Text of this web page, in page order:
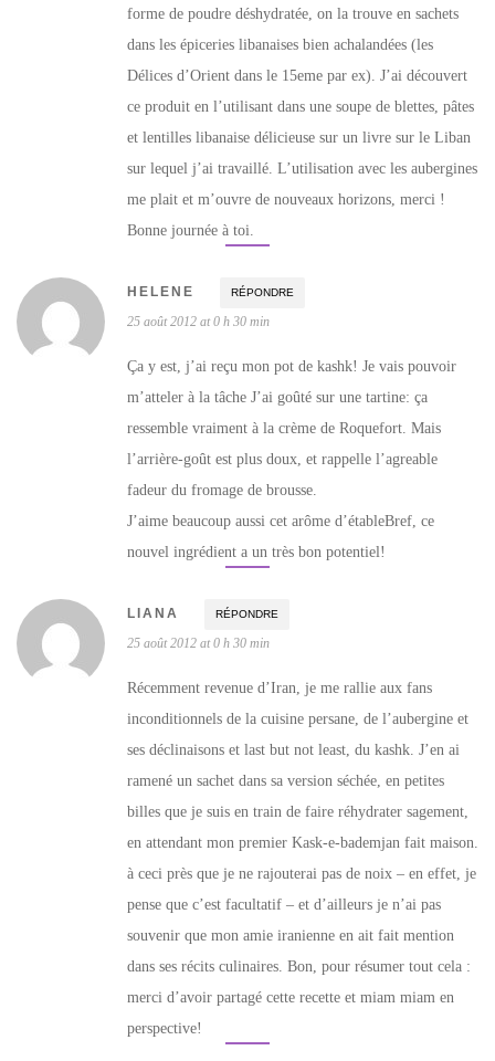
forme de poudre déshydratée, on la trouve en sachets
dans les épiceries libanaises bien achalandées (les
Délices d’Orient dans le 15eme par ex). J’ai découvert
ce produit en l’utilisant dans une soupe de blettes, pâtes
et lentilles libanaise délicieuse sur un livre sur le Liban
sur lequel j’ai travaillé. L’utilisation avec les aubergines
me plait et m’ouvre de nouveaux horizons, merci !
Bonne journée à toi.
HELENE RÉPONDRE
25 août 2012 at 0 h 30 min
Ça y est, j’ai reçu mon pot de kashk! Je vais pouvoir
m’atteler à la tâche J’ai goûté sur une tartine: ça
ressemble vraiment à la crème de Roquefort. Mais
l’arrière-goût est plus doux, et rappelle l’agreable
fadeur du fromage de brousse.
J’aime beaucoup aussi cet arôme d’étableBref, ce
nouvel ingrédient a un très bon potentiel!
LIANA RÉPONDRE
25 août 2012 at 0 h 30 min
Récemment revenue d’Iran, je me rallie aux fans
inconditionnels de la cuisine persane, de l’aubergine et
ses déclinaisons et last but not least, du kashk. J’en ai
ramené un sachet dans sa version séchée, en petites
billes que je suis en train de faire réhydrater sagement,
en attendant mon premier Kask-e-bademjan fait maison.
à ceci près que je ne rajouterai pas de noix – en effet, je
pense que c’est facultatif – et d’ailleurs je n’ai pas
souvenir que mon amie iranienne en ait fait mention
dans ses récits culinaires. Bon, pour résumer tout cela :
merci d’avoir partagé cette recette et miam miam en
perspective!